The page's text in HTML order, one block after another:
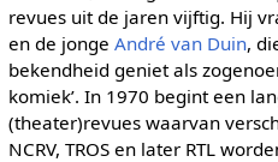
revues uit de jaren vijftig. Hij
en de jonge André van Duin,
bekendheid geniet als
komiek’. In 1970 begint een
(theater)revues waarvan
NCRV, TROS en later RTL